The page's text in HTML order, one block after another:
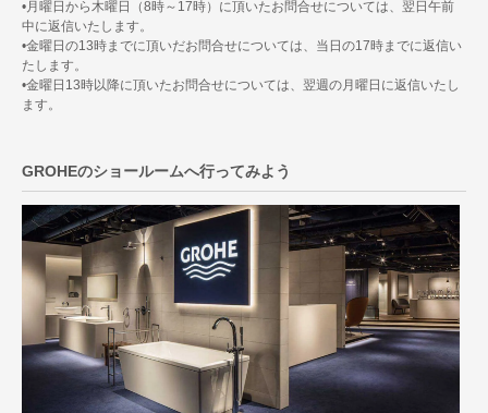
•月曜日から木曜日（8時～17時）に頂いたお問合せについては、翌日午前
中に返信いたします。
•金曜日の13時までに頂いだお問合せについては、当日の17時までに返信い
たします。
•金曜日13時以降に頂いたお問合せについては、翌週の月曜日に返信いたし
ます。
GROHEのショールームへ行ってみよう